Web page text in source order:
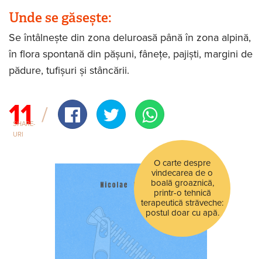
Unde se găsește:
Se întâlnește din zona deluroasă până în zona alpină,
în flora spontană din pășuni, fânețe, pajiști, margini de
pădure, tufișuri și stâncării.
11
SHARE-
URI
O carte despre
vindecarea de o
boală groaznică,
printr-o tehnică
terapeutică străveche:
postul doar cu apă.